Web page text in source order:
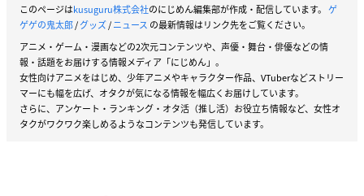
このページはkusuguru株式会社のにじめん編集部が作成・配信しています。 ゲ
ゲゲの鬼太郎/グッズ/ニュース の最新情報はリンク先をご覧ください。
アニメ・ゲーム・漫画などの2次元コンテンツや、声優・舞台・俳優などの情
報・話題をお届けする情報メディア「にじめん」。
女性向けアニメをはじめ、少年アニメやキャラクター作品、VTuberなどストリー
マーにも幅を広げ、オタクが気になる情報を幅広くお届けしています。
さらに、アンケート・ランキング・オタ活（推し活）お役立ち情報など、女性オ
タクがワクワク楽しめるようなコンテンツも発信しています。